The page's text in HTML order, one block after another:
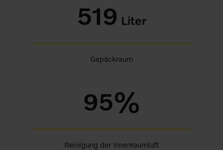
519 Liter
Gepäckraum
95%
Reinigung der Innenraumluft